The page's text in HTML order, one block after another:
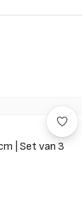
| Set van 3